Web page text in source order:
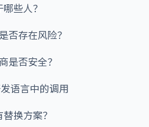
些人？
否存在风险？
是否安全？
语言中的调用
换方案？